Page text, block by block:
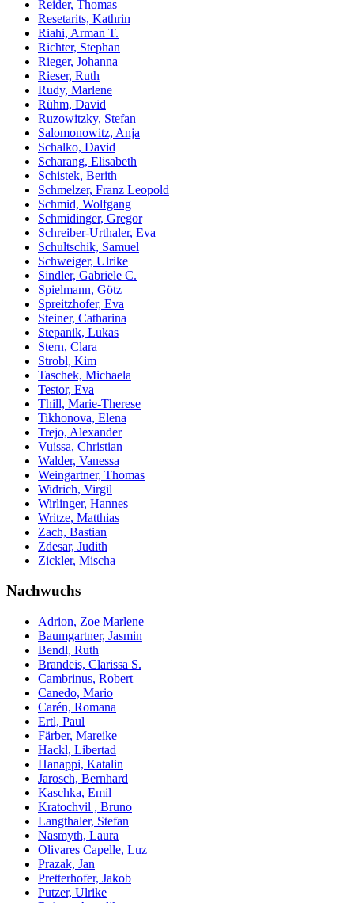
Reider, Thomas
Resetarits, Kathrin
Riahi, Arman T.
Richter, Stephan
Rieger, Johanna
Rieser, Ruth
Rudy, Marlene
Rühm, David
Ruzowitzky, Stefan
Salomonowitz, Anja
Schalko, David
Scharang, Elisabeth
Schistek, Berith
Schmelzer, Franz Leopold
Schmid, Wolfgang
Schmidinger, Gregor
Schreiber-Urthaler, Eva
Schultschik, Samuel
Schweiger, Ulrike
Sindler, Gabriele C.
Spielmann, Götz
Spreitzhofer, Eva
Steiner, Catharina
Stepanik, Lukas
Stern, Clara
Strobl, Kim
Taschek, Michaela
Testor, Eva
Thill, Marie-Therese
Tikhonova, Elena
Trejo, Alexander
Vuissa, Christian
Walder, Vanessa
Weingartner, Thomas
Widrich, Virgil
Wirlinger, Hannes
Writze, Matthias
Zach, Bastian
Zdesar, Judith
Zickler, Mischa
Nachwuchs
Adrion, Zoe Marlene
Baumgartner, Jasmin
Bendl, Ruth
Brandeis, Clarissa S.
Cambrinus, Robert
Canedo, Mario
Carén, Romana
Ertl, Paul
Färber, Mareike
Hackl, Libertad
Hanappi, Katalin
Jarosch, Bernhard
Kaschka, Emil
Kratochvil , Bruno
Langthaler, Stefan
Nasmyth, Laura
Olivares Capelle, Luz
Prazak, Jan
Pretterhofer, Jakob
Putzer, Ulrike